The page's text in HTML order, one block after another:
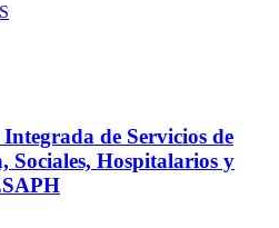
de Servicios de
Sociales, Hospitalarios y